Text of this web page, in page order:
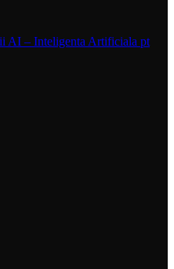
AI – Inteligenta Artificiala pt